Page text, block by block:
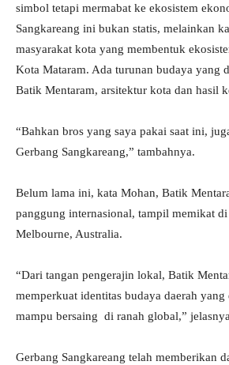
simbol tetapi mermabat ke ekosistem
Sangkareang ini bukan statis, melainkan
masyarakat kota yang membentuk
Kota Mataram. Ada turunan budaya yang
Batik Mentaram, arsitektur kota dan hasil
“Bahkan bros yang saya pakai saat ini,
Gerbang Sangkareang,” tambahnya.
Belum lama ini, kata Mohan, Batik
panggung internasional, tampil memikat
Melbourne, Australia.
“Dari tangan pengerajin lokal, Batik
memperkuat identitas budaya daerah yang
mampu bersaing di ranah global,”
Gerbang Sangkareang telah memberikan